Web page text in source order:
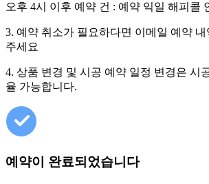
오후 4시 이후 예약 건 : 예약 익일 해피콜
3. 예약 취소가 필요하다면 이메일 예약
주세요
4. 상품 변경 및 시공 예약 일정 변경은 시
율 가능합니다.
예약이 완료되었습니다